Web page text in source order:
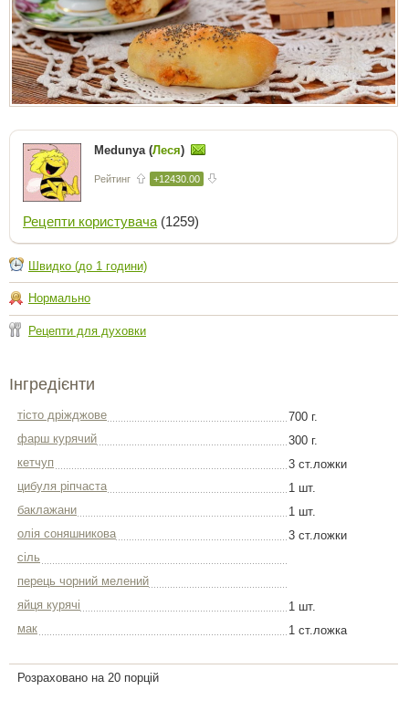
Medunya (Леся)
Рейтинг +12430.00
Рецепти користувача (1259)
Швидко (до 1 години)
Нормально
Рецепти для духовки
Інгредієнти
тісто дріжджове
700 г.
фарш курячий
300 г.
кетчуп
3 ст.ложки
цибуля ріпчаста
1 шт.
баклажани
1 шт.
олія соняшникова
3 ст.ложки
сіль
перець чорний мелений
яйця курячі
1 шт.
мак
1 ст.ложка
Розраховано на 20 порцій